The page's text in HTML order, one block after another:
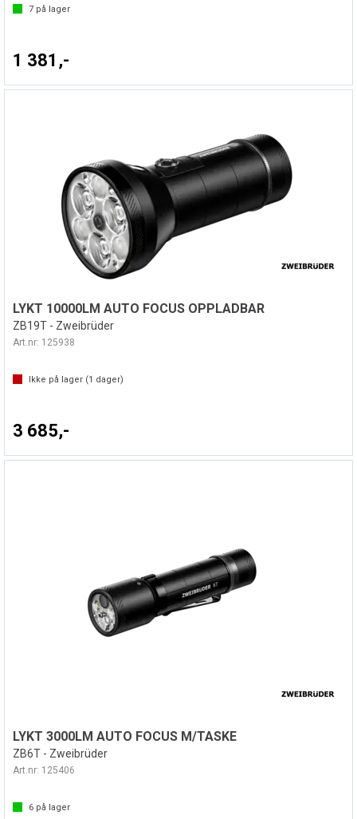
7 på lager
1 381,-
LYKT 10000LM AUTO FOCUS OPPLADBAR
ZB19T - Zweibrüder
Art.nr: 125938
Ikke på lager (1 dager)
3 685,-
LYKT 3000LM AUTO FOCUS M/TASKE
ZB6T - Zweibrüder
Art.nr: 125406
6 på lager